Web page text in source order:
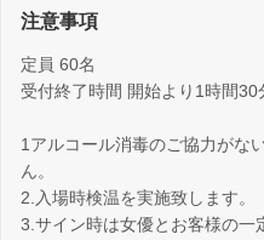
注意事項
定員 60名
受付終了時間 開始より1時間30
1アルコール消毒のご協力がな
ん。
2.入場時検温を実施致します。
3.サイン時は女優とお客様の一